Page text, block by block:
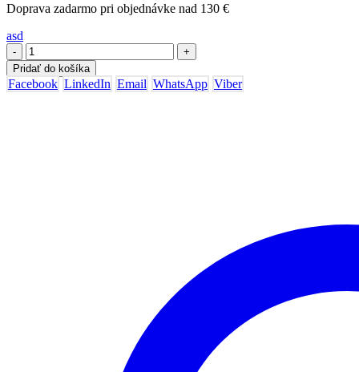
Doprava zadarmo pri objednávke nad 130 €
asd
-
+
Pridať do košíka
Facebook LinkedIn Email WhatsApp Viber